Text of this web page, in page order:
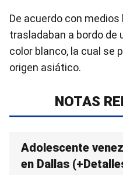
De acuerdo con
trasladaban a bordo de
color blanco, la cual se
origen asiático.
NOTAS
Adolescente
en Dallas